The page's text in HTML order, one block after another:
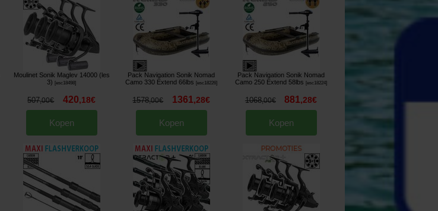
Moulinet Sonik Maglev 14000 (les
3)
[esc18498]
507,00€ 420,18€
Kopen
Pack Navigation Sonik Nomad
Camo 330 Extend 66lbs
[esc18226]
1578,00€ 1361,28€
Kopen
Pack Navigation Sonik Nomad
Camo 250 Extend 58lbs
[esc18224]
1068,00€ 881,28€
Kopen